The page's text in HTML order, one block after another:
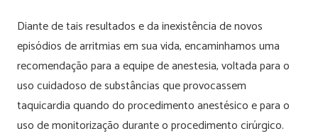
Diante de tais resultados e da inexistência de novos
episódios de arritmias em sua vida, encaminhamos uma
recomendação para a equipe de anestesia, voltada para o
uso cuidadoso de substâncias que provocassem
taquicardia quando do procedimento anestésico e para o
uso de monitorização durante o procedimento cirúrgico.